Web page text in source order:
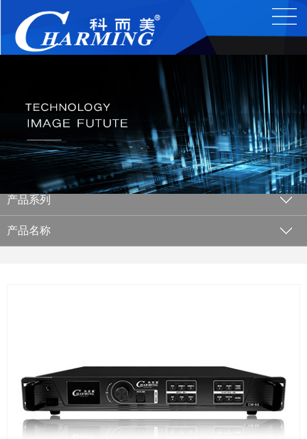
产品系列
产品名称